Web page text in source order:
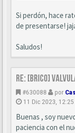
Si perdón, hace
de presentarse!
Saludos!
Re: [BRICO]
#630088 por
11 Dic 2023, 12:25
Buenas , soy
paciencia con el